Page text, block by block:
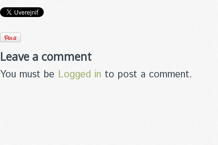
Leave a comment
You must be Logged in to post a comment.